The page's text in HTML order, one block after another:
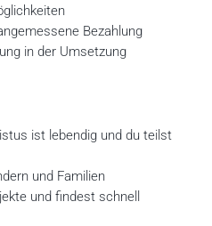
Bezahlung
in der Umsetzung
ist lebendig und du teilst
und Familien
und findest schnell